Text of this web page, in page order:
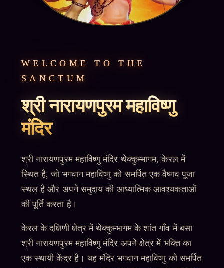
WELCOME TO THE
SANCTUM
श्री नारायणपुरम महाविष्णु
मंदिर
श्री नारायणपुरम महाविष्णु मंदिर थेक्कुम्भागम, केरल में
स्थित है, जो भगवान महाविष्णु को समर्पित एक वैष्णव पूजा
स्थल है और अपने समुदाय की आध्यात्मिक आवश्यकताओं
की पूर्ति करता है।
केरल के दक्षिणी क्षेत्र में थेक्कुम्भागम के शांत गाँव में बसा
श्री नारायणपुरम महाविष्णु मंदिर अपने क्षेत्र में भक्ति का
एक स्थायी केंद्र है। यह मंदिर भगवान महाविष्णु को समर्पित